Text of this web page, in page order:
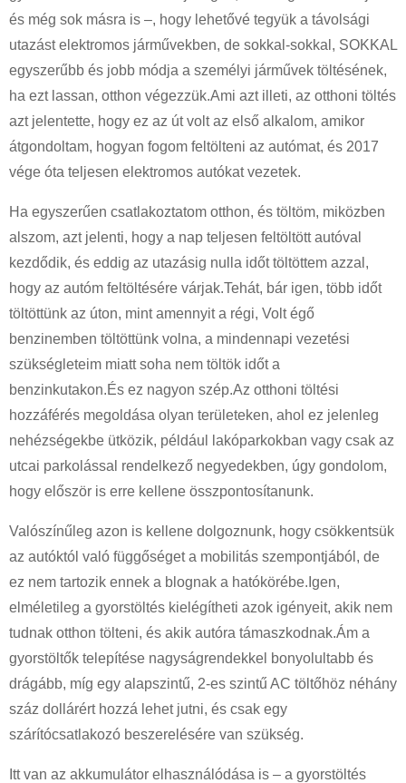
és még sok másra is –, hogy lehetővé tegyük a távolsági
utazást elektromos járművekben, de sokkal-sokkal, SOKKAL
egyszerűbb és jobb módja a személyi járművek töltésének,
ha ezt lassan, otthon végezzük.Ami azt illeti, az otthoni töltés
azt jelentette, hogy ez az út volt az első alkalom, amikor
átgondoltam, hogyan fogom feltölteni az autómat, és 2017
vége óta teljesen elektromos autókat vezetek.
Ha egyszerűen csatlakoztatom otthon, és töltöm, miközben
alszom, azt jelenti, hogy a nap teljesen feltöltött autóval
kezdődik, és eddig az utazásig nulla időt töltöttem azzal,
hogy az autóm feltöltésére várjak.Tehát, bár igen, több időt
töltöttünk az úton, mint amennyit a régi, Volt égő
benzinemben töltöttünk volna, a mindennapi vezetési
szükségleteim miatt soha nem töltök időt a
benzinkutakon.És ez nagyon szép.Az otthoni töltési
hozzáférés megoldása olyan területeken, ahol ez jelenleg
nehézségekbe ütközik, például lakóparkokban vagy csak az
utcai parkolással rendelkező negyedekben, úgy gondolom,
hogy először is erre kellene összpontosítanunk.
Valószínűleg azon is kellene dolgoznunk, hogy csökkentsük
az autóktól való függőséget a mobilitás szempontjából, de
ez nem tartozik ennek a blognak a hatókörébe.Igen,
elméletileg a gyorstöltés kielégítheti azok igényeit, akik nem
tudnak otthon tölteni, és akik autóra támaszkodnak.Ám a
gyorstöltők telepítése nagyságrendekkel bonyolultabb és
drágább, míg egy alapszintű, 2-es szintű AC töltőhöz néhány
száz dollárért hozzá lehet jutni, és csak egy
szárítócsatlakozó beszerelésére van szükség.
Itt van az akkumulátor elhasználódása is – a gyorstöltés